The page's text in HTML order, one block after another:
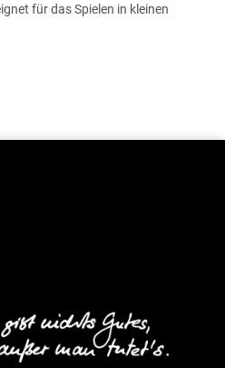
für das Spielen in kleinen